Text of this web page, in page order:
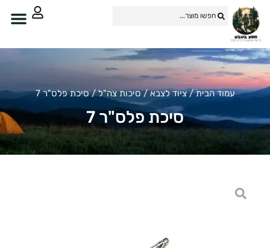
עמוד הבית/ציוד לצבא/סיכות צה"ל/ סיכת פלס"ר 7
סיכת פלס"ר 7